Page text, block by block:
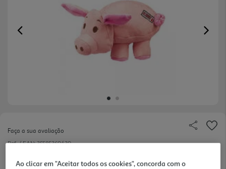
Previous
Faça a sua avaliação
Ref. / EAN:35585360430
Material e textura únicos para mastigação
Ao clicar em "Aceitar todos os cookies", concorda com o